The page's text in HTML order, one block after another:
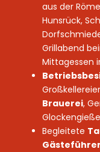
aus der
Hunsrück,
Grillabend
Mittagessen
Brauerei,
Begleitete